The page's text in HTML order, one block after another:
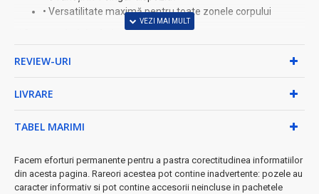
• Versatilitate maximă pentru toate zonele corpului
⚡ Caracteristici tehnice:
✓2 trepte de viteză
- adaptare perfectă pentru fiecare
✓
✓Comutator ON/OFF
◆ Pachetul include:Epilator principal, 2 capete interschimbabile,
cablu încărcare USB, perie curățare, manual utilizare
REVIEW-URI
LIVRARE
TABEL MARIMI
Facem eforturi permanente pentru a pastra corectitudinea informatiilor
din acesta pagina. Rareori acestea pot contine inadvertente: pozele au
caracter informativ si pot contine accesorii neincluse in pachetele